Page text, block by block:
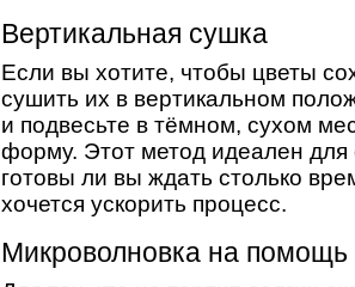
Вертикальная сушка
Если вы хотите, чтобы цветы
сушить их в вертикальном
и подвесьте в тёмном, сухом
форму. Этот метод идеален
готовы ли вы ждать столько
хочется ускорить процесс.
Микроволновка на помощь